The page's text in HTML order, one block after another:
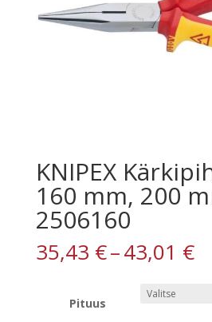
KNIPEX
160 mm, 200
2506160
35,43 €–43,01 €
Pituus